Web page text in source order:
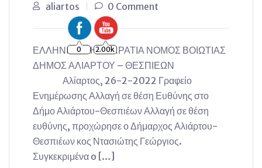
aliartos 0 Comment
ΕΛΛΗΝΙΚΗ ΔΗΜΟΚΡΑΤΙΑ ΝΟΜΟΣ ΒΟΙΩΤΙΑΣ
ΔΗΜΟΣ ΑΛΙΑΡΤΟΥ – ΘΕΣΠΙΕΩΝ
Αλίαρτος, 26-2-2022 Γραφείο
Ενημέρωσης Αλλαγή σε θέση Ευθύνης στο
Δήμο Αλιάρτου-Θεσπιέων Αλλαγή σε θέση
ευθύνης, προχώρησε ο Δήμαρχος Αλιάρτου-
Θεσπιέων κος Ντασιώτης Γεώργιος.
Συγκεκριμένα o […]
0 2.00k